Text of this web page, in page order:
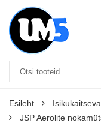
Esileht
JSP Aerolite